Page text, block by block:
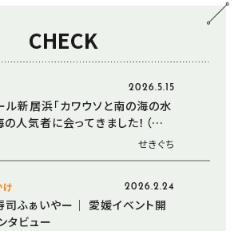
CHECK
2026.5.15
ル新居浜「カワウソと南の海の水
の人気者に会ってきました！（愛
せきぐち
け 2026.2.24
司ふぁいやー｜ 愛媛イベント開
タビュー